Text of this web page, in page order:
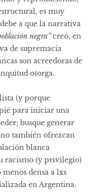
es muy
a que la narrativa
negra”creó, en
de supremacía
son acreedoras de
otorga.
(y porque
para iniciar una
busque generar
también ofrezcan
blanca
racismo (y privilegio)
densa a lxs
en Argentina.